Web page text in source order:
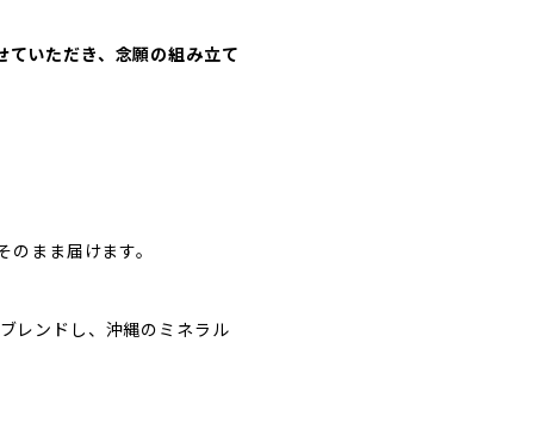
いただき、念願の組み立て
まま届けます。
レンドし、沖縄のミネラル